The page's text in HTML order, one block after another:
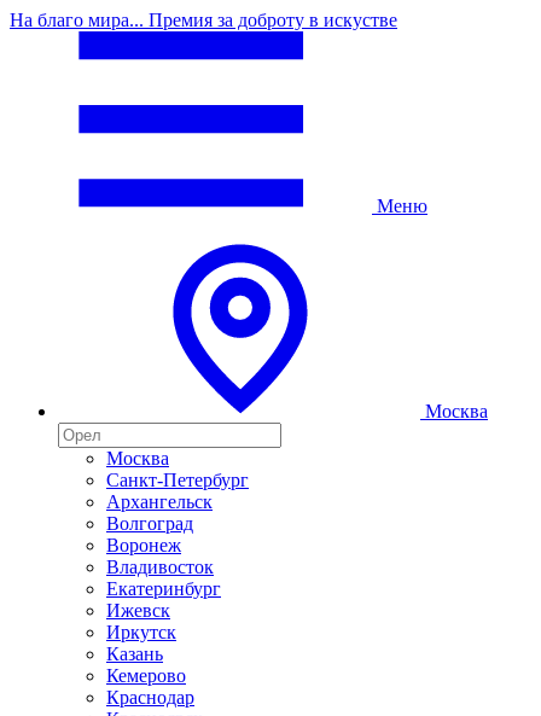
На благо мира... Премия за доброту в искустве
Меню
Москва
Москва
Санкт-Петербург
Архангельск
Волгоград
Воронеж
Владивосток
Екатеринбург
Ижевск
Иркутск
Казань
Кемерово
Краснодар